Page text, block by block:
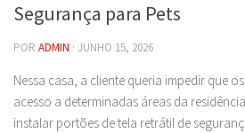
Segurança para Pets
POR ADMIN · JUNHO 15, 2026
Nessa casa, a cliente queria impedir que
acesso a determinadas áreas da
instalar portões de tela retrátil de